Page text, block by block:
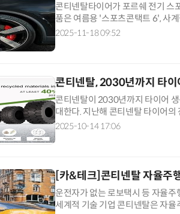
콘티넨탈타이어가 포르쉐 전기 스
품은 여름용 '스포츠콘택트 6', 사
콘티넨탈타이어는 고성능 전기차
2025-11-18 09:52
콘티넨탈, 2030년까지 타
콘티넨탈이 2030년까지 타이어
대한다. 지난해 콘티넨탈 타이어
올해 말까지 2~3%포인트의 추가
2025-10-14 17:06
[카&테크]콘티넨탈 자율주
운전자가 없는 로보택시 등 자율
세계적 기술 기업 콘티넨탈은 자